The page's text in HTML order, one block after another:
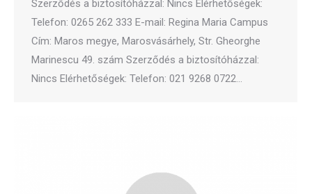
Szerződés a biztosítóházzal: Nincs Elérhetőségek:
Telefon: 0265 262 333 E-mail: Regina Maria Campus
Cím: Maros megye, Marosvásárhely, Str. Gheorghe
Marinescu 49. szám Szerződés a biztosítóházzal:
Nincs Elérhetőségek: Telefon: 021 9268 0722…